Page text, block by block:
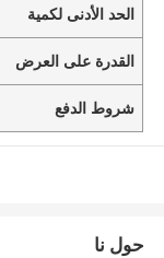
الحد الأدنى لكمية
القدرة على العرض
شروط الدفع
حول نا